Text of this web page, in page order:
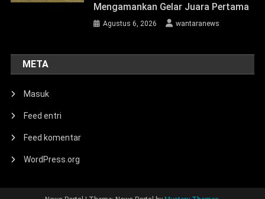
Mengamankan Gelar Juara Pertama
Agustus 6, 2026 wantaranews
META
Masuk
Feed entri
Feed komentar
WordPress.org